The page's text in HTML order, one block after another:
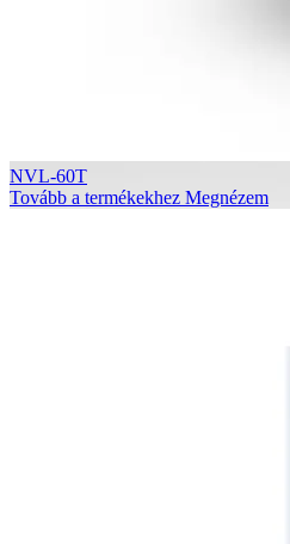
NVL-60T
Tovább a termékekhez Megnézem